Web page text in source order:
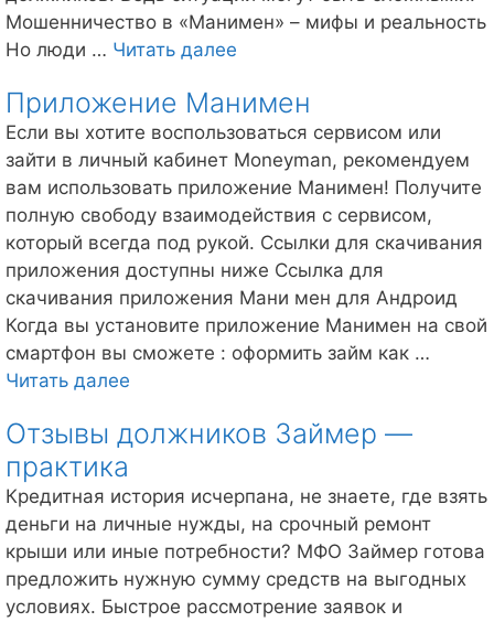
Мошенничество в «Манимен» – мифы и реальность
Но люди … Читать далее
Приложение Манимен
Если вы хотите воспользоваться сервисом или
зайти в личный кабинет Moneyman, рекомендуем
вам использовать приложение Манимен! Получите
полную свободу взаимодействия с сервисом,
который всегда под рукой. Ссылки для скачивания
приложения доступны ниже Ссылка для
скачивания приложения Мани мен для Андроид
Когда вы установите приложение Манимен на свой
смартфон вы сможете : оформить займ как …
Читать далее
Отзывы должников Займер —
практика
Кредитная история исчерпана, не знаете, где взять
деньги на личные нужды, на срочный ремонт
крыши или иные потребности? МФО Займер готова
предложить нужную сумму средств на выгодных
условиях. Быстрое рассмотрение заявок и